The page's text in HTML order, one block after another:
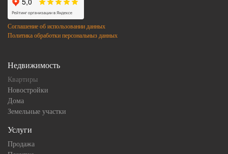
Соглашение об использовании данных
Политика обработки персональныз данных
Недвижимость
Квартиры
Новостройки
Дома
Земельные участки
Услуги
Продажа